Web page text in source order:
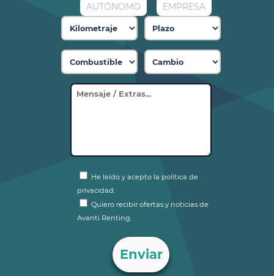
AUTÓNOMO
EMPRESA
He leído y acepto la política de
privacidad.
Quiero recibir ofertas y noticias de
Avanti Renting.